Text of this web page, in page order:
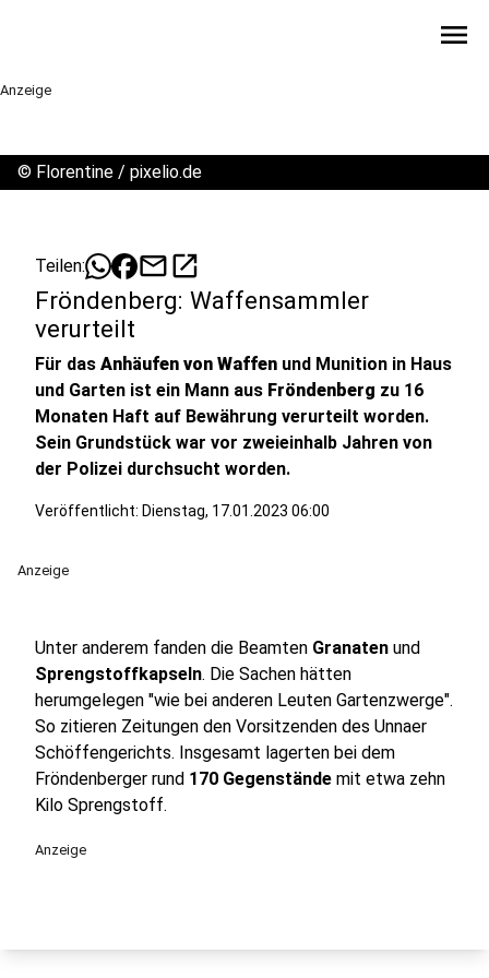
menu
Anzeige
© Florentine / pixelio.de
Teilen: mailopen_in_new
Fröndenberg: Waffensammler
verurteilt
Für das Anhäufen von Waffen und Munition in Haus
und Garten ist ein Mann aus Fröndenberg zu 16
Monaten Haft auf Bewährung verurteilt worden.
Sein Grundstück war vor zweieinhalb Jahren von
der Polizei durchsucht worden.
Veröffentlicht: Dienstag, 17.01.2023 06:00
Anzeige
Unter anderem fanden die Beamten Granaten und
Sprengstoffkapseln. Die Sachen hätten
herumgelegen "wie bei anderen Leuten Gartenzwerge".
So zitieren Zeitungen den Vorsitzenden des Unnaer
Schöffengerichts. Insgesamt lagerten bei dem
Fröndenberger rund 170 Gegenstände mit etwa zehn
Kilo Sprengstoff.
Anzeige